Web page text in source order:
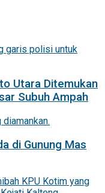
Utara Ditemukan
Subuh Ampah
di Gunung Mas